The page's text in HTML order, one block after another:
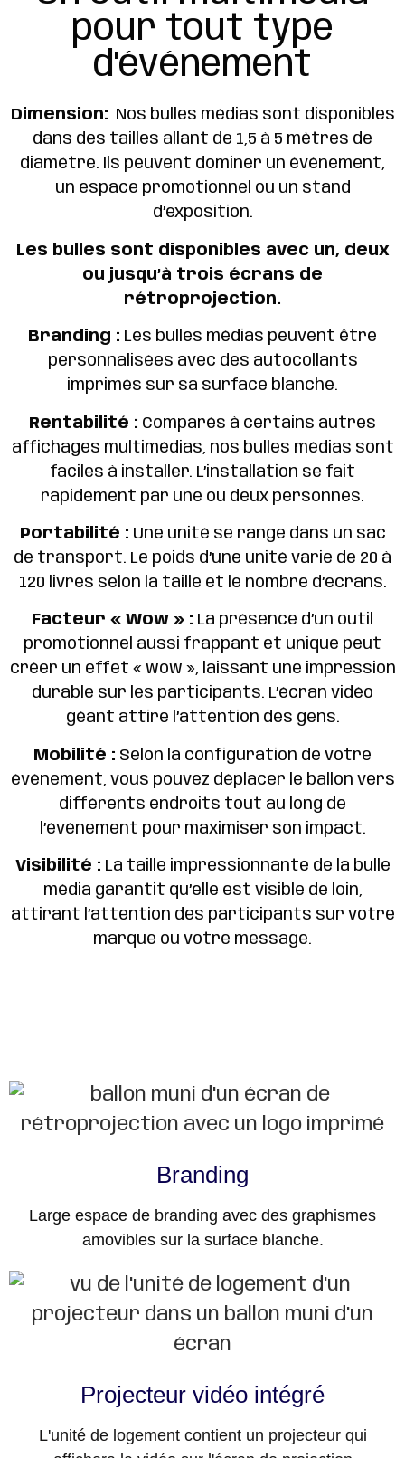
pour tout type
d'événement
Dimension: Nos bulles médias sont disponibles
dans des tailles allant de 1,5 à 5 mètres de
diamètre. Ils peuvent dominer un événement,
un espace promotionnel ou un stand
d’exposition.
Les bulles sont disponibles avec un, deux
ou jusqu’à trois écrans de
rétroprojection.
Branding : Les bulles médias peuvent être
personnalisées avec des autocollants
imprimés sur sa surface blanche.
Rentabilité : Comparés à certains autres
affichages multimédias, nos bulles médias sont
faciles à installer. L’installation se fait
rapidement par une ou deux personnes.
Portabilité : Une unité se range dans un sac
de transport. Le poids d’une unité varie de 20 à
120 livres selon la taille et le nombre d’écrans.
Facteur « Wow » : La présence d’un outil
promotionnel aussi frappant et unique peut
créer un effet « wow », laissant une impression
durable sur les participants. L’écran vidéo
géant attire l’attention des gens.
Mobilité : Selon la configuration de votre
événement, vous pouvez déplacer le ballon vers
différents endroits tout au long de
l’événement pour maximiser son impact.
Visibilité : La taille impressionnante de la bulle
média garantit qu’elle est visible de loin,
attirant l’attention des participants sur votre
marque ou votre message.
Branding
Large espace de branding avec des graphismes
amovibles sur la surface blanche.
Projecteur vidéo intégré
L'unité de logement contient un projecteur qui